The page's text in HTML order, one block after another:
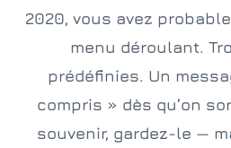
2020, vous avez
menu déroulant.
prédéfinies. Un
compris » dès qu’on
souvenir, gardez-le —